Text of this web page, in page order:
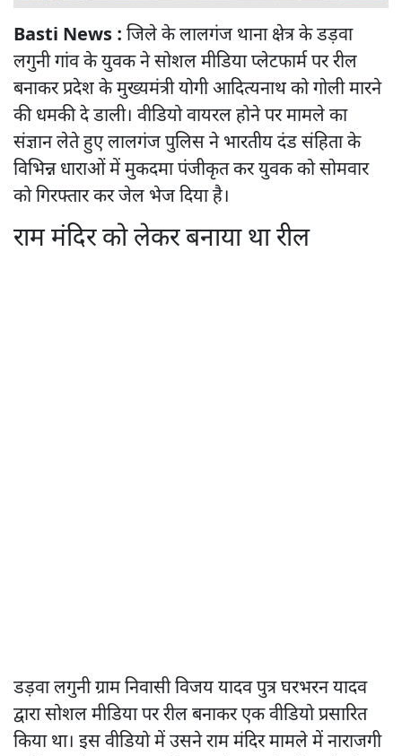
Basti News : जिले के लालगंज थाना क्षेत्र के डड़वा
लगुनी गांव के युवक ने सोशल मीडिया प्लेटफार्म पर रील
बनाकर प्रदेश के मुख्यमंत्री योगी आदित्यनाथ को गोली मारने
की धमकी दे डाली। वीडियो वायरल होने पर मामले का
संज्ञान लेते हुए लालगंज पुलिस ने भारतीय दंड संहिता के
विभिन्न धाराओं में मुकदमा पंजीकृत कर युवक को सोमवार
को गिरफ्तार कर जेल भेज दिया है।
राम मंदिर को लेकर बनाया था रील
डड़वा लगुनी ग्राम निवासी विजय यादव पुत्र घरभरन यादव
द्वारा सोशल मीडिया पर रील बनाकर एक वीडियो प्रसारित
किया था। इस वीडियो में उसने राम मंदिर मामले में नाराजगी